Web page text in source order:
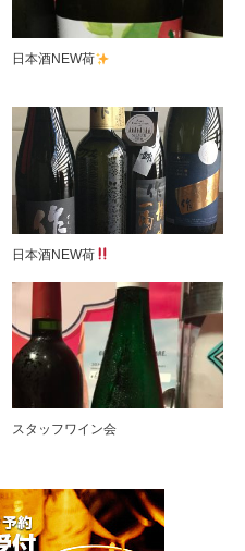
日本酒NEW荷
日本酒NEW荷
スタッフワイン会